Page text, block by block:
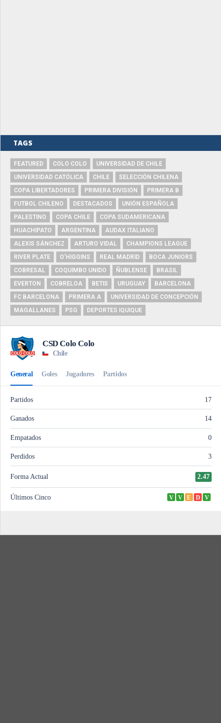
TAGS
FEATURED COLO COLO
UNIVERSIDAD DE CHILE
UNIVERSIDAD CATÓLICA
CHILE
SELECCIÓN CHILENA
COPA LIBERTADORES
PRIMERA DIVISIÓN
PRIMERA B
FUTBOL CHILENO
DESTACADOS
UNIÓN ESPAÑOLA
PALESTINO
COPA CHILE
COPA SUDAMERICANA
HUACHIPATO
ARGENTINA
AUDAX ITALIANO
ALEXIS SÁNCHEZ
ARTURO VIDAL
CHAMPIONS LEAGUE
RIVER PLATE
O'HIGGINS REAL MADRID
BOCA JUNIORS
COBRESAL
COQUIMBO UNIDO ÑUBLENSE
BRASIL
EVERTON
COBRELOA BETIS URUGUAY
BARCELONA
FC BARCELONA
PRIMERA A
UNIVERSIDAD DE CONCEPCIÓN
MAGALLANES
PSG DEPORTES IQUIQUE